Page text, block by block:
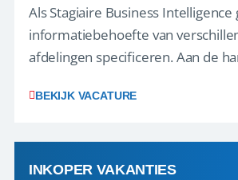
Als Stagiaire Business Intelligence
informatiebehoefte van
afdelingen specificeren. Aan de
adviezen, rapportages en
producten ontwikkel je door
uit ons datawa...
BEKIJK VACATURE
INKOPER VAKANTIES